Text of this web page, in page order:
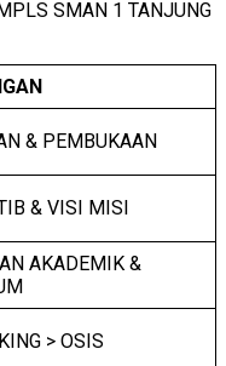
SMAN 1 TANJUNG
& PEMBUKAAN
& VISI MISI
AKADEMIK &
> OSIS